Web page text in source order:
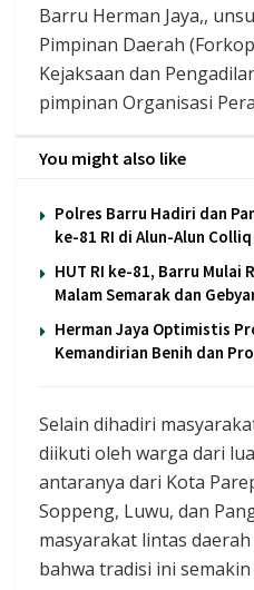
Barru Herman Jaya,,
Pimpinan Daerah
Kejaksaan dan
pimpinan Organisasi
You might also like
Polres Barru Hadiri dan
ke-81 RI di Alun-Alun
HUT RI ke-81, Barru Mulai
Malam Semarak dan
Herman Jaya Optimistis
Kemandirian Benih dan
Selain dihadiri
diikuti oleh warga dari
antaranya dari Kota
Soppeng, Luwu, dan
masyarakat lintas
bahwa tradisi ini